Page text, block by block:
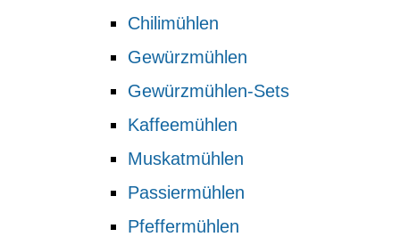
Chilimühlen
Gewürzmühlen
Gewürzmühlen-Sets
Kaffeemühlen
Muskatmühlen
Passiermühlen
Pfeffermühlen